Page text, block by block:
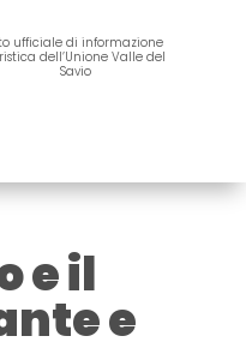
ufficiale di informazione
dell’Unione Valle del
Savio
e il
e